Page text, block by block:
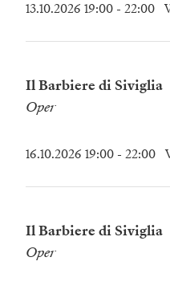
13.10.2026 19:00 - 22:00
Il Barbiere di Siviglia
Oper
16.10.2026 19:00 - 22:00
Il Barbiere di Siviglia
Oper